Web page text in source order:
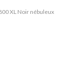
XL Noir nébuleux